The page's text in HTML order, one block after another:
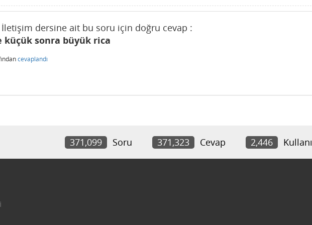
İletişim dersine ait bu soru için doğru cevap :
küçük sonra büyük rica
cevaplandı
371,099 Soru 371,323 Cevap 2,446